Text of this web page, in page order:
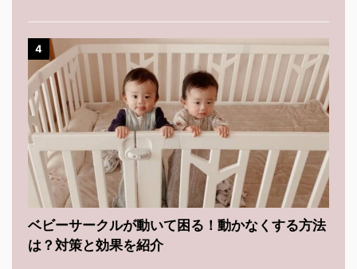
4
ベビーサークルが動いて困る！動かなくする方法
は？対策と効果を紹介